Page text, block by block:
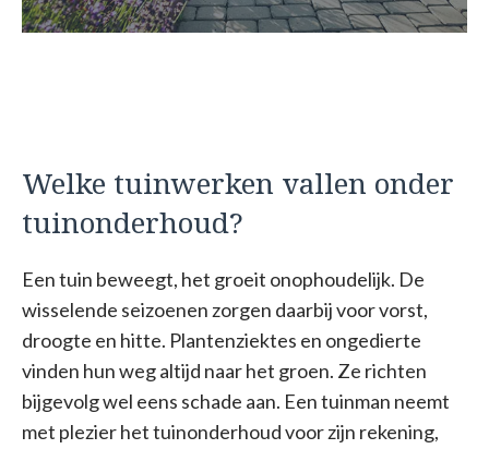
Welke tuinwerken vallen onder
tuinonderhoud?
Een tuin beweegt, het groeit onophoudelijk. De
wisselende seizoenen zorgen daarbij voor vorst,
droogte en hitte. Plantenziektes en ongedierte
vinden hun weg altijd naar het groen. Ze richten
bijgevolg wel eens schade aan. Een tuinman neemt
met plezier het tuinonderhoud voor zijn rekening,